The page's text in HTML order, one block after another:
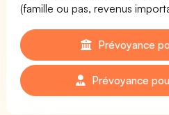
(famille ou pas, revenus
Prévoyance
Prévoyance